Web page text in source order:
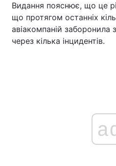
Видання пояснює, що це
що протягом останніх
авіакомпаній заборонила
через кілька інцидентів.